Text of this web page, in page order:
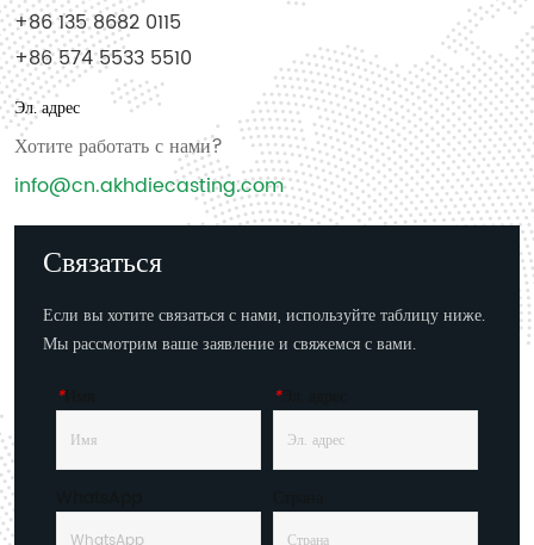
+86 135 8682 0115
+86 574 5533 5510
Эл. адрес
Хотите работать с нами?
info@cn.akhdiecasting.com
Связаться
Если вы хотите связаться с нами, используйте таблицу ниже.
Мы рассмотрим ваше заявление и свяжемся с вами.
*Имя *Эл. адрес